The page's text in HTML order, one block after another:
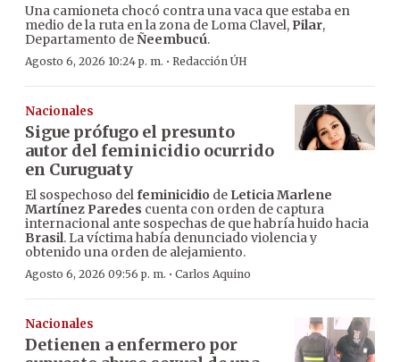
Una camioneta chocó contra una vaca que estaba en
medio de la ruta en la zona de Loma Clavel, Pilar,
Departamento deÑeembucú.
Agosto 6, 2026 10:24 p. m. · Redacción ÚH
Nacionales
Sigue prófugo el presunto
autor del feminicidio ocurrido
en Curuguaty
El sospechoso delfeminicidio de Leticia Marlene
Martínez Paredes cuenta con orden de captura
internacional ante sospechas de que habría huido hacia
Brasil. La víctima había denunciado violencia y
obtenido una orden de alejamiento.
Agosto 6, 2026 09:56 p. m. · Carlos Aquino
Nacionales
Detienen a enfermero por